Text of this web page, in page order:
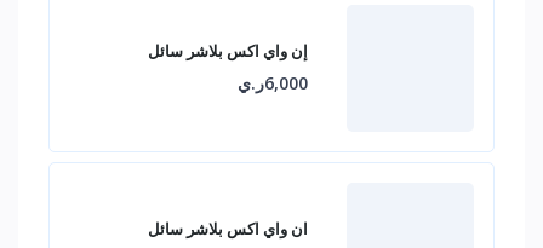
إن واي اكس بلاشر سائل
6,000ر.ي
ان واي اكس بلاشر سائل